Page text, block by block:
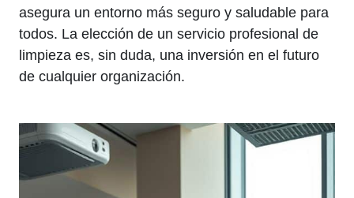
asegura un entorno más seguro y saludable para
todos. La elección de un servicio profesional de
limpieza es, sin duda, una inversión en el futuro
de cualquier organización.